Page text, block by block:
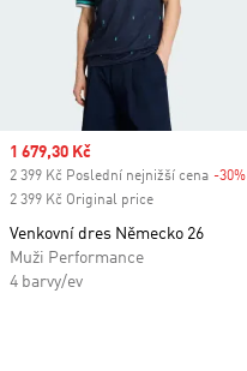
Sale price
1 679,30 Kč
2 399 Kč Poslední nejnižší cena -30%
2 399 Kč Original price
Venkovní dres Německo 26
Muži Performance
4 barvy/ev